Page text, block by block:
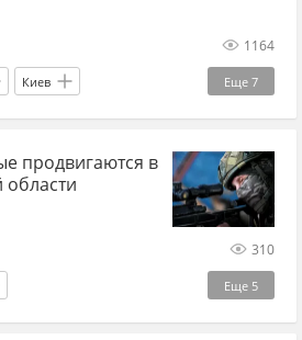
1164
Еще 7
Киев
Писториус
продвигаются в
310
Еще 5
Украина